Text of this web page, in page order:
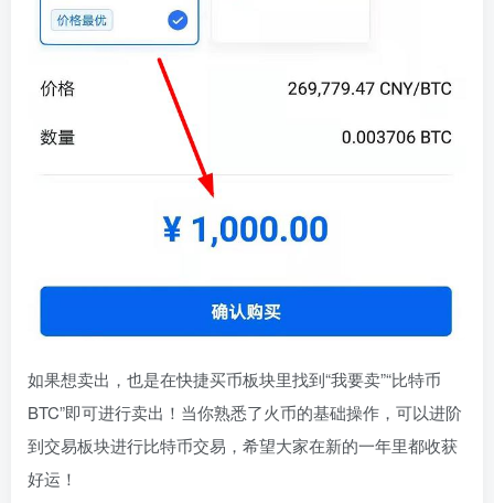
如果想卖出，也是在快捷买币板块里找到“我要卖”“比特币
BTC”即可进行卖出！当你熟悉了火币的基础操作，可以进阶
到交易板块进行比特币交易，希望大家在新的一年里都收获
好运！